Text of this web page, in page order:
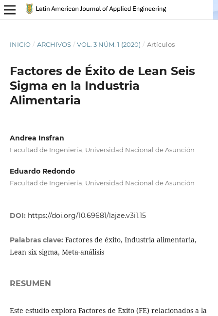
INICIO / ARCHIVOS / VOL. 3 NÚM. 1 (2020) / Artículos
Factores de Éxito de Lean Seis
Sigma en la Industria
Alimentaria
Andrea Insfran
Facultad de Ingeniería, Universidad Nacional de Asunción
Eduardo Redondo
Facultad de Ingeniería, Universidad Nacional de Asunción
DOI: https://doi.org/10.69681/lajae.v3i1.15
Palabras clave: Factores de éxito, Industria alimentaria,
Lean six sigma, Meta-análisis
RESUMEN
Este estudio explora Factores de Éxito (FE) relacionados a la